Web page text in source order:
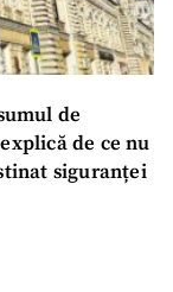
de
de ce nu
siguranței